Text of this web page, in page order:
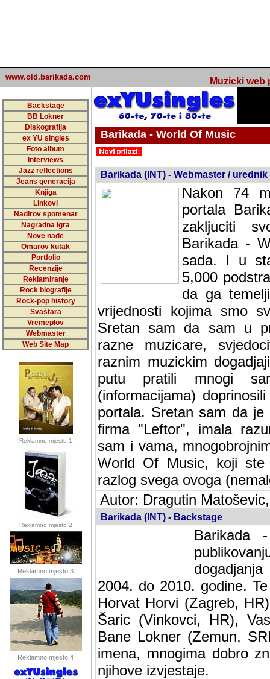
www.old.barikada.com Muzicki web
Backstage
BB Lokner
Diskografija
ex YU singles
Foto album
Interviews
Jazz reflections
Jeans generacija
Knjiga
Linkovi
Nadirov spomenar
Nagradna igra
Nove nade
Omarov kutak
Portfolio
Recenzije
Reklamiranje
Rock biografije
Rock-pop history
Svaštara
Vremeplov
Webmaster
Web Site Map
Reklamno mjesto 1
Reklamno mjesto 2
Reklamno mjesto 3
Reklamno mjesto 4
Barikada - World Of Music
Barikada (INT) - Webmaster / urednik
Nakon 74
portala
zakljuciti
Barikada -
sada. I u
5,000
da ga
vrijednosti kojima smo
Sretan sam da sam u
muzicare, svjedociti
muzickim dogadjajima...
mnogi saradnici koji
doprinosili vrijednosti i
sam da je i moj web
imala razumijevanja za
mnogobrojnim
Music, koji ste ga
ovoga (nemalog) rada.
Autor: Dragutin
Barikada (INT) - Backstage
Barikada
2004. do 2010. godine.
Horvat Horvi (Zagreb,
Šaric (Vinkovci, HR),
Bane Lokner (Zemun,
imena, mnogima dobro
njihove izvjestaje.